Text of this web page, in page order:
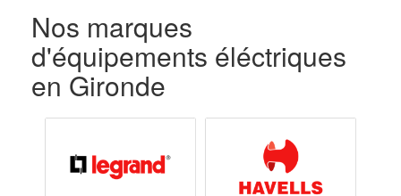
Nos marques
d'équipements éléctriques
en Gironde